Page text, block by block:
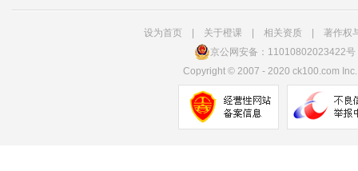
设为首页| 关于橙课| 相关资质
著作权
京公网安备：11010802023422号
Copyright ©2007 - 2020 ck100.com